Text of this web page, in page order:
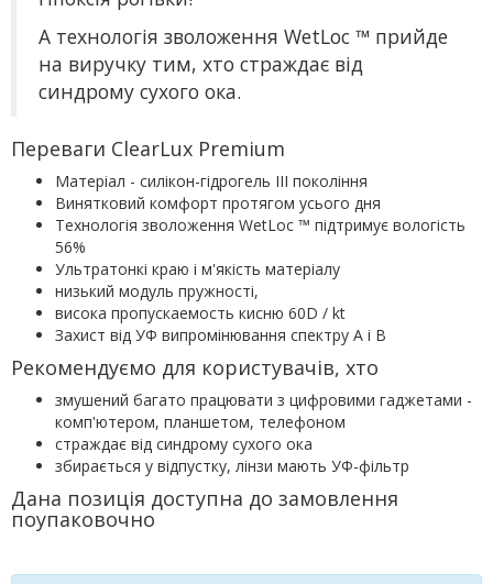
А технологія зволоження WetLoc ™ прийде
на виручку тим, хто страждає від
синдрому сухого ока.
Переваги ClearLux Premium
Матеріал - силікон-гідрогель III покоління
Винятковий комфорт протягом усього дня
Технологія зволоження WetLoc ™ підтримує вологість
56%
Ультратонкі краю і м'якість матеріалу
низький модуль пружності,
висока пропускаемость кисню 60D / kt
Захист від УФ випромінювання спектру А і В
Рекомендуємо для користувачів, хто
змушений багато працювати з цифровими гаджетами -
комп'ютером, планшетом, телефоном
страждає від синдрому сухого ока
збирається у відпустку, лінзи мають УФ-фільтр
Дана позиція доступна до замовлення
поупаковочно